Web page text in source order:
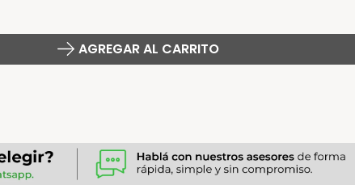
AGREGAR AL CARRITO